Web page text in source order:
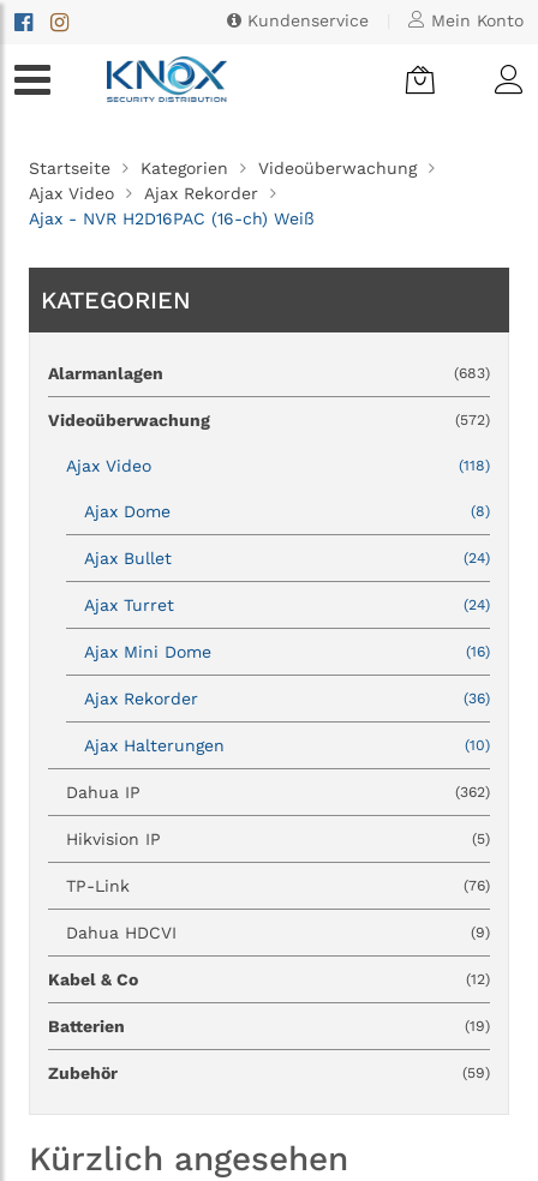
Kundenservice Mein Konto
Startseite Kategorien
Videoüberwachung
Ajax Video
Ajax Rekorder
Ajax - NVR H2D16PAC (16-ch) Weiß
KATEGORIEN
Alarmanlagen (683)
Videoüberwachung (572)
Ajax Video (118)
Ajax Dome (8)
Ajax Bullet (24)
Ajax Turret (24)
Ajax Mini Dome (16)
Ajax Rekorder (36)
Ajax Halterungen (10)
Dahua IP (362)
Hikvision IP (5)
TP-Link (76)
Dahua HDCVI (9)
Kabel & Co (12)
Batterien (19)
Zubehör (59)
Kürzlich angesehen